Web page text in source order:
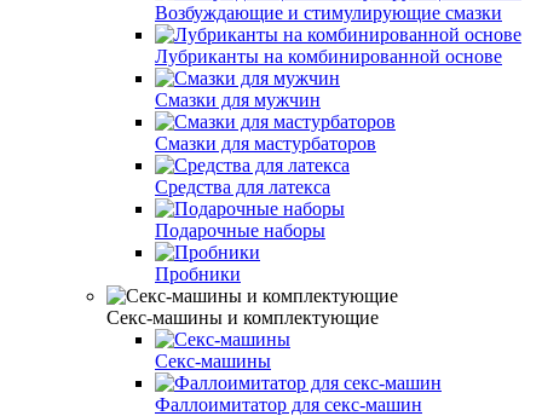
Возбуждающие и стимулирующие смазки
Лубриканты на комбинированной основе
Смазки для мужчин
Смазки для мастурбаторов
Средства для латекса
Подарочные наборы
Пробники
Секс-машины и комплектующие
Секс-машины
Фаллоимитатор для секс-машин